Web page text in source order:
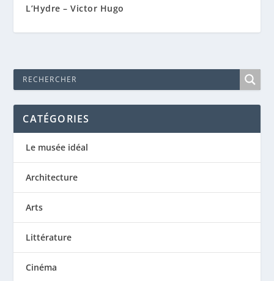
L’Hydre – Victor Hugo
CATÉGORIES
Le musée idéal
Architecture
Arts
Littérature
Cinéma